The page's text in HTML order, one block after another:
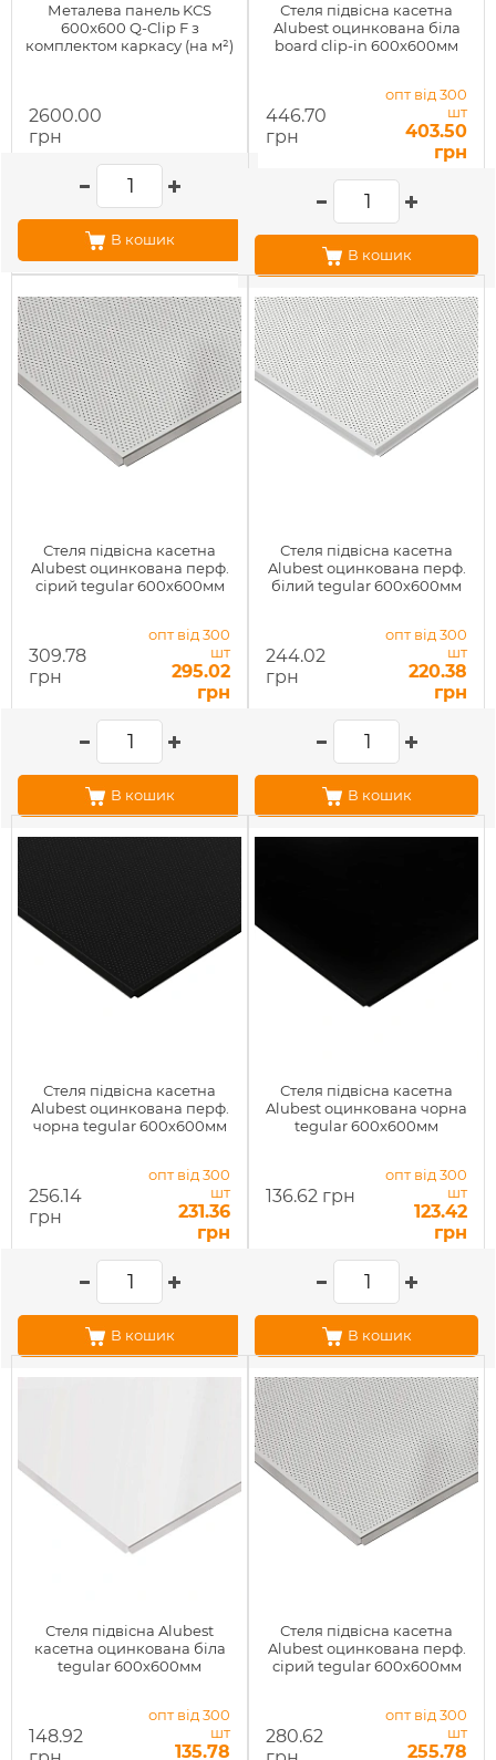
Металева панель KCS
600x600 Q-Clip F з
комплектом каркасу (на м²)
2600.00
грн
В кошик
Стеля підвісна касетна
Alubest оцинкована біла
board clip-in 600х600мм
446.70
грн
опт від 300
шт
403.50
грн
В кошик
Стеля підвісна касетна
Alubest оцинкована перф.
сірий tegular 600х600мм
309.78
грн
опт від 300
шт
295.02
грн
В кошик
Стеля підвісна касетна
Alubest оцинкована перф.
білий tegular 600х600мм
244.02
грн
опт від 300
шт
220.38
грн
В кошик
Стеля підвісна касетна
Alubest оцинкована перф.
чорна tegular 600х600мм
256.14
грн
опт від 300
шт
231.36
грн
В кошик
Стеля підвісна касетна
Alubest оцинкована чорна
tegular 600х600мм
136.62 грн
опт від 300
шт
123.42
грн
В кошик
Стеля підвісна Alubest
касетна оцинкована біла
tegular 600х600мм
148.92
опт від 300
шт
135.78
Стеля підвісна касетна
Alubest оцинкована перф.
сірий tegular 600х600мм
280.62
опт від 300
шт
255.78